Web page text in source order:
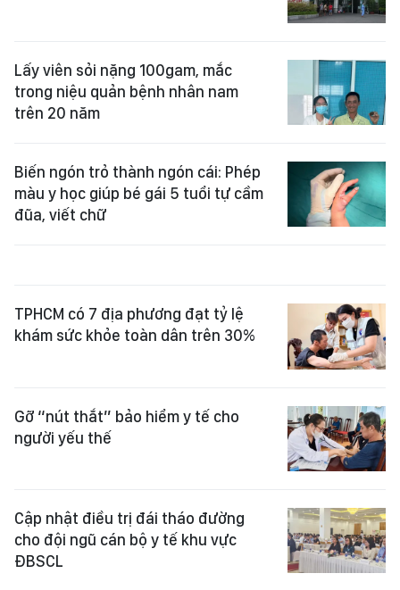
Lấy viên sỏi nặng 100gam, mắc
trong niệu quản bệnh nhân nam
trên 20 năm
Biến ngón trỏ thành ngón cái: Phép
màu y học giúp bé gái 5 tuổi tự cầm
đũa, viết chữ
TPHCM có 7 địa phương đạt tỷ lệ
khám sức khỏe toàn dân trên 30%
Gỡ “nút thắt” bảo hiểm y tế cho
người yếu thế
Cập nhật điều trị đái tháo đường
cho đội ngũ cán bộ y tế khu vực
ĐBSCL